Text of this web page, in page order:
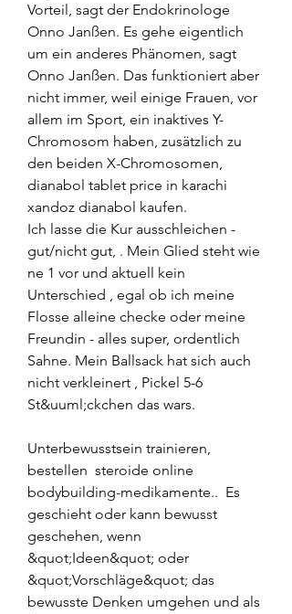
Vorteil, sagt der Endokrinologe
Onno Janßen. Es gehe eigentlich
um ein anderes Phänomen, sagt
Onno Janßen. Das funktioniert aber
nicht immer, weil einige Frauen, vor
allem im Sport, ein inaktives Y-
Chromosom haben, zusätzlich zu
den beiden X-Chromosomen,
dianabol tablet price in karachi
xandoz dianabol kaufen.
Ich lasse die Kur ausschleichen -
gut/nicht gut, . Mein Glied steht wie
ne 1 vor und aktuell kein
Unterschied , egal ob ich meine
Flosse alleine checke oder meine
Freundin - alles super, ordentlich
Sahne. Mein Ballsack hat sich auch
nicht verkleinert , Pickel 5-6
St&uuml;ckchen das wars.
Unterbewusstsein trainieren,
bestellen  steroide online
bodybuilding-medikamente..  Es
geschieht oder kann bewusst
geschehen, wenn
&quot;Ideen&quot; oder
&quot;Vorschläge&quot; das
bewusste Denken umgehen und als